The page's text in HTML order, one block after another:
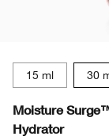
15 ml 30
Moisture
Hydrator